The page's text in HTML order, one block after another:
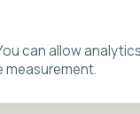
can allow
measurement.